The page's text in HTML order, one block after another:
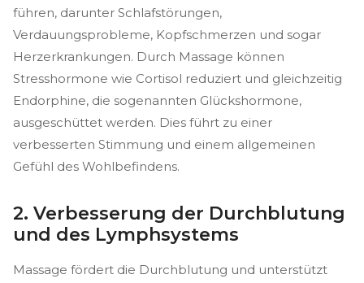
führen, darunter Schlafstörungen,
Verdauungsprobleme, Kopfschmerzen und sogar
Herzerkrankungen. Durch Massage können
Stresshormone wie Cortisol reduziert und gleichzeitig
Endorphine, die sogenannten Glückshormone,
ausgeschüttet werden. Dies führt zu einer
verbesserten Stimmung und einem allgemeinen
Gefühl des Wohlbefindens.
2. Verbesserung der Durchblutung
und des Lymphsystems
Massage fördert die Durchblutung und unterstützt